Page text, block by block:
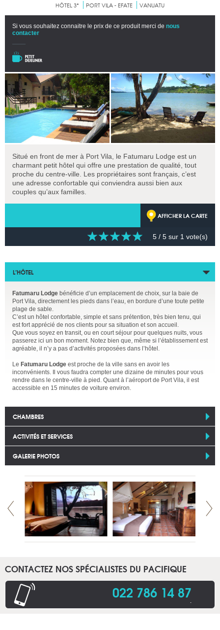
HÔTEL 3* PORT VILA - EFATE VANUATU
Si vous souhaitez connaitre le prix de ce produit merci de nous
contacter
Situé en front de mer à Port Vila, le Fatumaru Lodge est un
charmant petit hôtel qui offre une prestation de qualité, tout
proche du centre-ville. Les propriétaires sont français, c’est
une adresse confortable qui conviendra aussi bien aux
couples qu’aux familles.
AFFICHER LA CARTE
5 / 5 sur 1 vote(s)
L’HÔTEL
Fatumaru Lodge bénéficie d’un emplacement de choix, sur la baie de
Port Vila, directement les pieds dans l’eau, en bordure d’une toute petite
plage de sable.
C’est un hôtel confortable, simple et sans prétention, très bien tenu, qui
est fort apprécié de nos clients pour sa situation et son accueil.
Que vous soyez en transit, ou en court séjour pour quelques nuits, vous
passerez ici un bon moment. Notez bien que, même si l’établissement est
agréable, il n’y a pas d’activités proposées dans l’hôtel.
Le Fatumaru Lodge est proche de la ville sans en avoir les
inconvénients. Il vous faudra compter une dizaine de minutes pour vous
rendre dans le centre-ville à pied. Quant à l’aéroport de Port Vila, il est
accessible en 15 minutes de voiture environ.
CHAMBRES
ACTIVITÉS ET SERVICES
GALERIE PHOTOS
CONTACTEZ NOS SPÉCIALISTES DU PACIFIQUE
022 786 14 87.